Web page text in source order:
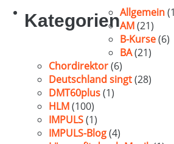
KategorienAllgemein
AM(21)
B-Kurse(6)
BA(21)
Chordirektor(6)
Deutschland singt(28)
DMT60plus(1)
HLM(100)
IMPULS(1)
IMPULS-Blog(4)